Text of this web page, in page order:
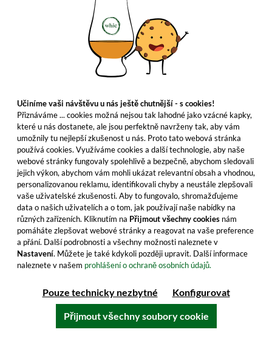
Obsah: 0.7 Litr (78,56 €/Litr)
včetně DPH, bez nákladů na dopravu
Do košíku
Všechny vlastnosti produktu
Rum Nation Guatemala XO 20th
Anniversary Edition v dárkovém balení
Učiníme vaši návštěvu u nás ještě chutnější - s cookies!
Přiznáváme ... cookies možná nejsou tak lahodné jako vzácné kapky,
které u nás dostanete, ale jsou perfektně navrženy tak, aby vám
umožnily tu nejlepší zkušenost u nás. Proto tato webová stránka
používá cookies. Využíváme cookies a další technologie, aby naše
webové stránky fungovaly spolehlivě a bezpečně, abychom sledovali
jejich výkon, abychom vám mohli ukázat relevantní obsah a vhodnou,
personalizovanou reklamu, identifikovali chyby a neustále zlepšovali
vaše uživatelské zkušenosti. Aby to fungovalo, shromažďujeme
data o našich uživatelích a o tom, jak používají naše nabídky na
různých zařízeních. Kliknutím na Přijmout všechny cookies nám
pomáháte zlepšovat webové stránky a reagovat na vaše preference
a přání. Další podrobnosti a všechny možnosti naleznete v
Nastavení. Můžete je také kdykoli později upravit. Další informace
naleznete v našem prohlášení o ochraně osobních údajů.
Pouze technicky nezbytné Konfigurovat
Přijmout všechny soubory cookie